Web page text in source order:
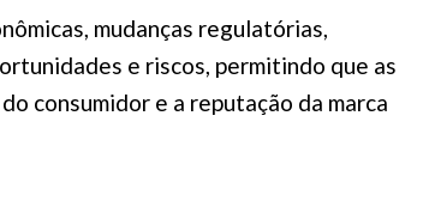
mudanças regulatórias,
e riscos, permitindo que as
consumidor e a reputação da marca